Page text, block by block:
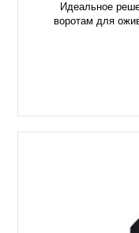
Идеальное
воротам для